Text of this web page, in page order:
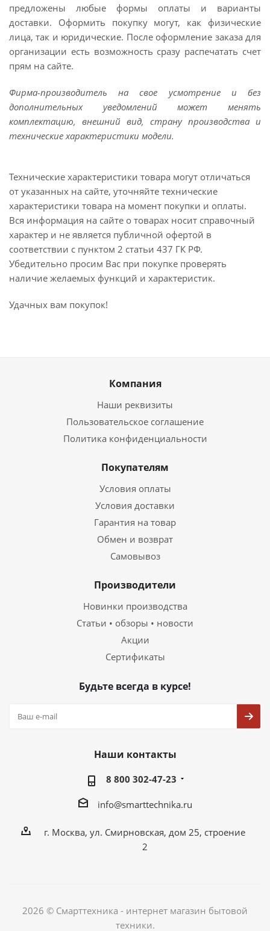
предложены любые формы оплаты и варианты
доставки. Оформить покупку могут, как физические
лица, так и юридические. После оформление заказа для
организации есть возможность сразу распечатать счет
прям на сайте.
Фирма-производитель на свое усмотрение и без
дополнительных уведомлений может менять
комплектацию, внешний вид, страну производства и
технические характеристики модели.
Технические характеристики товара могут отличаться
от указанных на сайте, уточняйте технические
характеристики товара на момент покупки и оплаты.
Вся информация на сайте о товарах носит справочный
характер и не является публичной офертой в
соответствии с пунктом 2 статьи 437 ГК РФ.
Убедительно просим Вас при покупке проверять
наличие желаемых функций и характеристик.
Удачных вам покупок!
Компания
Наши реквизиты
Пользовательское соглашение
Политика конфиденциальности
Покупателям
Условия оплаты
Условия доставки
Гарантия на товар
Обмен и возврат
Самовывоз
Производители
Новинки производства
Статьи • обзоры • новости
Акции
Сертификаты
Будьте всегда в курсе!
Наши контакты
8 800 302-47-23
info@smarttechnika.ru
г. Москва, ул. Смирновская, дом 25, строение
2
2026 © Смарттехника - интернет магазин бытовой
техники.